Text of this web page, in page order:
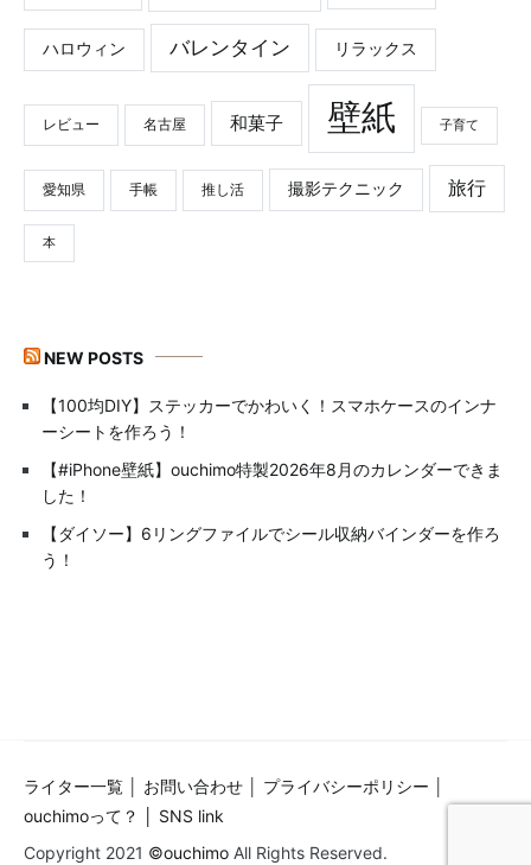
ハロウィン バレンタイン リラックス
レビュー 名古屋 和菓子 壁紙 子育て
愛知県 手帳 推し活 撮影テクニック 旅行
本
NEW POSTS
【100均DIY】ステッカーでかわいく！スマホケースのインナ
ーシートを作ろう！
【#iPhone壁紙】ouchimo特製2026年8月のカレンダーできま
した！
【ダイソー】6リングファイルでシール収納バインダーを作ろ
う！
ライター一覧 お問い合わせ プライバシーポリシー
ouchimoって？ │
SNS link
Copyright 2021 ©ouchimo All Rights Reserved.